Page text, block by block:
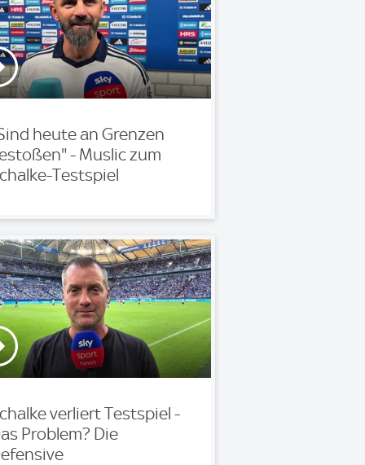
heute an Grenzen
- Muslic zum
Testspiel
verliert Testspiel -
Problem? Die